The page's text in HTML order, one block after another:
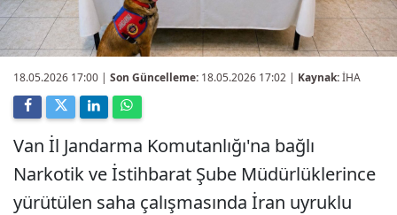
18.05.2026 17:00 | Son Güncelleme: 18.05.2026 17:02 | Kaynak:İHA
Van İl Jandarma Komutanlığı'na bağlı
Narkotik ve İstihbarat Şube Müdürlüklerince
yürütülen saha çalışmasında İran uyruklu